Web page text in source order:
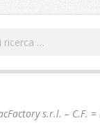
s.r.l. – C.F.